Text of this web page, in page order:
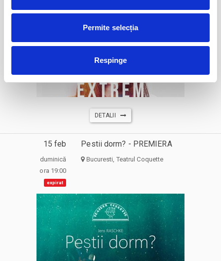
Permite selecția
Respinge
DETALII
15 feb
duminică
ora 19:00
expirat
Pestii dorm? - PREMIERA
Bucuresti, Teatrul Coquette